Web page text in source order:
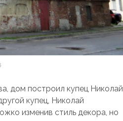
дом построил купец Николай
купец, Николай
изменив стиль декора, но